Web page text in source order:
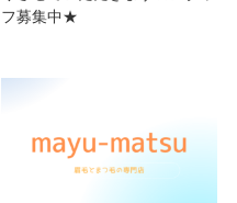
フ募集中★